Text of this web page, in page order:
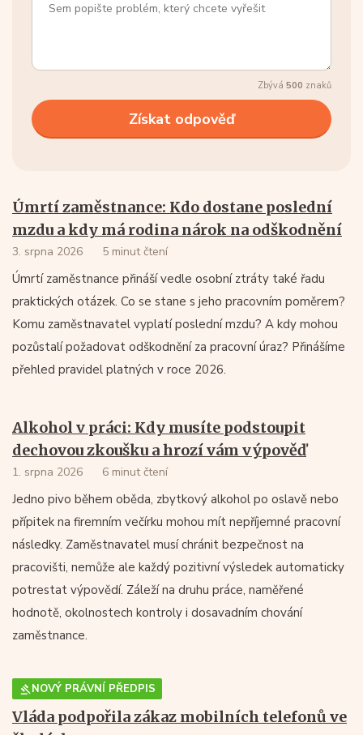
Zbývá 500 znaků
Úmrtí zaměstnance: Kdo dostane poslední
mzdu a kdy má rodina nárok na odškodnění
3. srpna 2026 5 minut čtení
Úmrtí zaměstnance přináší vedle osobní ztráty také řadu
praktických otázek. Co se stane s jeho pracovním poměrem?
Komu zaměstnavatel vyplatí poslední mzdu? A kdy mohou
pozůstalí požadovat odškodnění za pracovní úraz? Přinášíme
přehled pravidel platných v roce 2026.
Alkohol v práci: Kdy musíte podstoupit
dechovou zkoušku a hrozí vám výpověď
1. srpna 2026 6 minut čtení
Jedno pivo během oběda, zbytkový alkohol po oslavě nebo
přípitek na firemním večírku mohou mít nepříjemné pracovní
následky. Zaměstnavatel musí chránit bezpečnost na
pracovišti, nemůže ale každý pozitivní výsledek automaticky
potrestat výpovědí. Záleží na druhu práce, naměřené
hodnotě, okolnostech kontroly i dosavadním chování
zaměstnance.
NOVÝ PRÁVNÍ PŘEDPIS
Vláda podpořila zákaz mobilních telefonů ve